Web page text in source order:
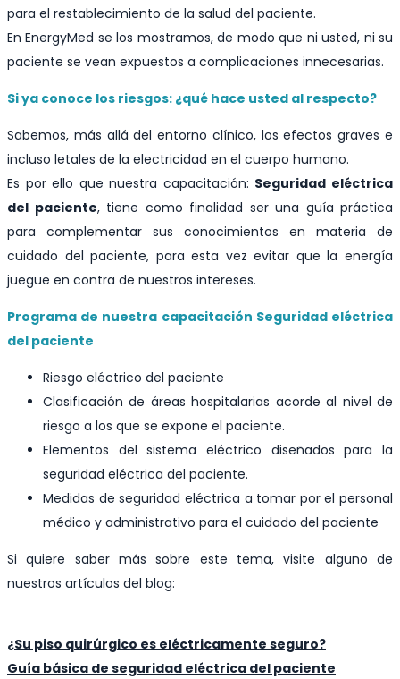
para el restablecimiento de la salud del paciente.
En EnergyMed se los mostramos, de modo que ni usted, ni su
paciente se vean expuestos a complicaciones innecesarias.
Si ya conoce los riesgos: ¿qué hace usted al respecto?
Sabemos, más allá del entorno clínico, los efectos graves e
incluso letales de la electricidad en el cuerpo humano.
Es por ello que nuestra capacitación: Seguridad eléctrica
del paciente, tiene como finalidad ser una guía práctica
para complementar sus conocimientos en materia de
cuidado del paciente, para esta vez evitar que la energía
juegue en contra de nuestros intereses.
Programa de nuestra capacitación Seguridad eléctrica
del paciente
Riesgo eléctrico del paciente
Clasificación de áreas hospitalarias acorde al nivel de
riesgo a los que se expone el paciente.
Elementos del sistema eléctrico diseñados para la
seguridad eléctrica del paciente.
Medidas de seguridad eléctrica a tomar por el personal
médico y administrativo para el cuidado del paciente
Si quiere saber más sobre este tema, visite alguno de
nuestros artículos del blog:
¿Su piso quirúrgico es eléctricamente seguro?
Guía básica de seguridad eléctrica del paciente